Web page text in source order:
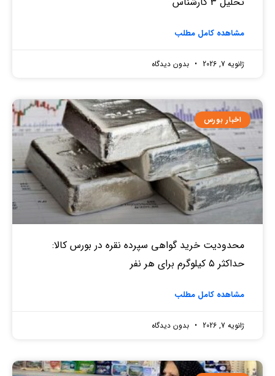
مشاهده کامل مطلب
ژانویه 7, 2026 بدون دیدگاه
اخبار بورس
محدودیت خرید گواهی سپرده نقره در بورس کالا:
حداکثر ۵ کیلوگرم برای هر نفر
مشاهده کامل مطلب
ژانویه 7, 2026 بدون دیدگاه